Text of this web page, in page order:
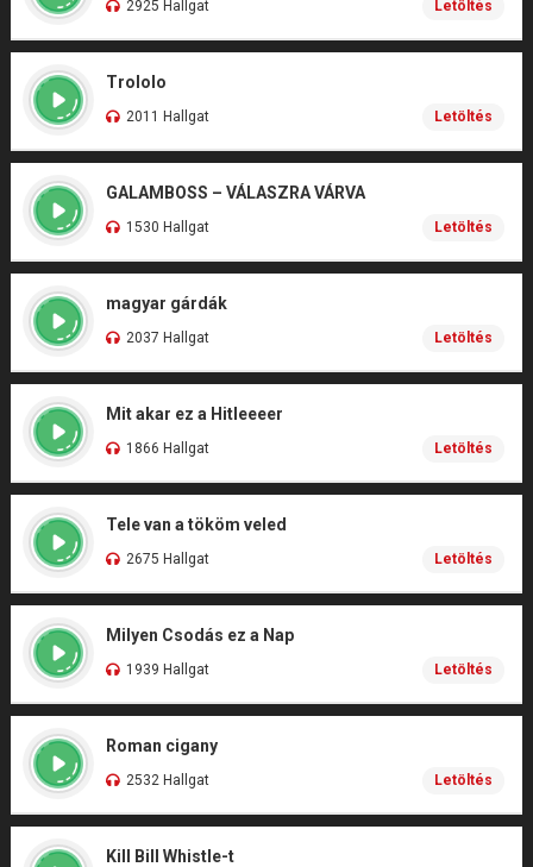
2925 Hallgat Letöltés
Trololo
2011 Hallgat Letöltés
GALAMBOSS – VÁLASZRA VÁRVA
1530 Hallgat Letöltés
magyar gárdák
2037 Hallgat Letöltés
Mit akar ez a Hitleeeer
1866 Hallgat Letöltés
Tele van a tököm veled
2675 Hallgat Letöltés
Milyen Csodás ez a Nap
1939 Hallgat Letöltés
Roman cigany
2532 Hallgat Letöltés
Kill Bill Whistle-t